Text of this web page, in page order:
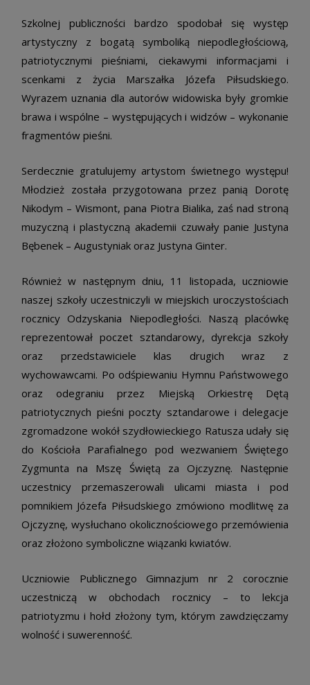
Szkolnej publiczności bardzo spodobał się występ
artystyczny z bogatą symboliką niepodległościową,
patriotycznymi pieśniami, ciekawymi informacjami i
scenkami z życia Marszałka Józefa Piłsudskiego.
Wyrazem uznania dla autorów widowiska były gromkie
brawa i wspólne – występujących i widzów – wykonanie
fragmentów pieśni.
Serdecznie gratulujemy artystom świetnego występu!
Młodzież została przygotowana przez panią Dorotę
Nikodym – Wismont, pana Piotra Bialika, zaś nad stroną
muzyczną i plastyczną akademii czuwały panie Justyna
Bębenek – Augustyniak oraz Justyna Ginter.
Również w następnym dniu, 11 listopada, uczniowie
naszej szkoły uczestniczyli w miejskich uroczystościach
rocznicy Odzyskania Niepodległości. Naszą placówkę
reprezentował poczet sztandarowy, dyrekcja szkoły
oraz przedstawiciele klas drugich wraz z
wychowawcami. Po odśpiewaniu Hymnu Państwowego
oraz odegraniu przez Miejską Orkiestrę Dętą
patriotycznych pieśni poczty sztandarowe i delegacje
zgromadzone wokół szydłowieckiego Ratusza udały się
do Kościoła Parafialnego pod wezwaniem Świętego
Zygmunta na Mszę Świętą za Ojczyznę. Następnie
uczestnicy przemaszerowali ulicami miasta i pod
pomnikiem Józefa Piłsudskiego zmówiono modlitwę za
Ojczyznę, wysłuchano okolicznościowego przemówienia
oraz złożono symboliczne wiązanki kwiatów.
Uczniowie Publicznego Gimnazjum nr 2 corocznie
uczestniczą w obchodach rocznicy – to lekcja
patriotyzmu i hołd złożony tym, którym zawdzięczamy
wolność i suwerenność.